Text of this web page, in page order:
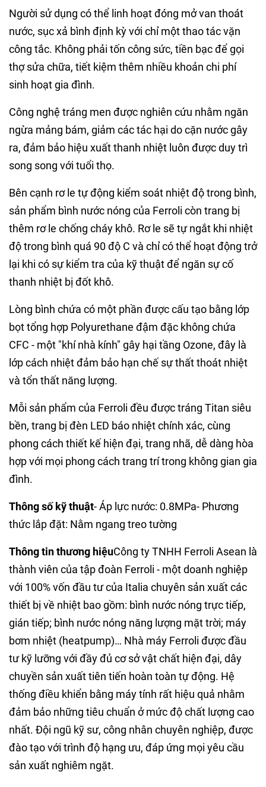
Người sử dụng có thể linh hoạt đóng mở van thoát
nước, sục xả bình định kỳ với chỉ một thao tác vặn
công tắc. Không phải tốn công sức, tiền bạc để gọi
thợ sửa chữa, tiết kiệm thêm nhiều khoản chi phí
sinh hoạt gia đình.
Công nghệ tráng men được nghiên cứu nhằm ngăn
ngừa mảng bám, giảm các tác hại do cặn nước gây
ra, đảm bảo hiệu xuất thanh nhiệt luôn được duy trì
song song với tuổi thọ.
Bên cạnh rơ le tự động kiểm soát nhiệt độ trong bình,
sản phẩm bình nước nóng của Ferroli còn trang bị
thêm rơ le chống cháy khô. Rơ le sẽ tự ngắt khi nhiệt
độ trong bình quá 90 độ C và chỉ có thể hoạt động trở
lại khi có sự kiểm tra của kỹ thuật để ngăn sự cố
thanh nhiệt bị đốt khô.
Lòng bình chứa có một phần được cấu tạo bằng lớp
bọt tổng hợp Polyurethane đậm đặc không chứa
CFC - một "khí nhà kính" gây hại tầng Ozone, đây là
lớp cách nhiệt đảm bảo hạn chế sự thất thoát nhiệt
và tổn thất năng lượng.
Mỗi sản phẩm của Ferroli đều được tráng Titan siêu
bền, trang bị đèn LED báo nhiệt chính xác, cùng
phong cách thiết kế hiện đại, trang nhã, dễ dàng hòa
hợp với mọi phong cách trang trí trong không gian gia
đình.
Thông số kỹ thuật- Áp lực nước: 0.8MPa- Phương
thức lắp đặt: Nằm ngang treo tường
Thông tin thương hiệuCông ty TNHH Ferroli Asean là
thành viên của tập đoàn Ferroli - một doanh nghiệp
với 100% vốn đầu tư của Italia chuyên sản xuất các
thiết bị về nhiệt bao gồm: bình nước nóng trực tiếp,
gián tiếp; bình nước nóng năng lượng mặt trời; máy
bơm nhiệt (heatpump)… Nhà máy Ferroli được đầu
tư kỹ lưỡng với đầy đủ cơ sở vật chất hiện đại, dây
chuyền sản xuất tiên tiến hoàn toàn tự động. Hệ
thống điều khiển bằng máy tính rất hiệu quả nhằm
đảm bảo những tiêu chuẩn ở mức độ chất lượng cao
nhất. Đội ngũ kỹ sư, công nhân chuyên nghiệp, được
đào tạo với trình độ hạng ưu, đáp ứng mọi yêu cầu
sản xuất nghiêm ngặt.